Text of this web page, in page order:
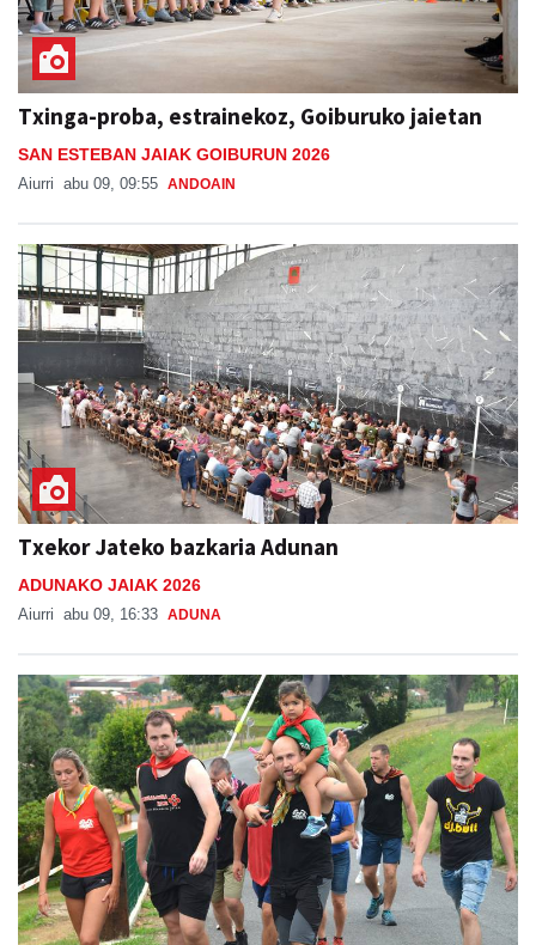
Txinga-proba, estrainekoz, Goiburuko jaietan
SAN ESTEBAN JAIAK GOIBURUN 2026
Aiurri abu 09, 09:55 ANDOAIN
Txekor Jateko bazkaria Adunan
ADUNAKO JAIAK 2026
Aiurri abu 09, 16:33 ADUNA